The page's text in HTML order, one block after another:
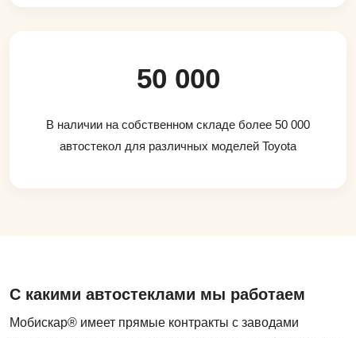
50 000
В наличии на собственном складе более 50 000
автостекол для различных моделей Toyota
С какими автостеклами мы работаем
Мобискар® имеет прямые контракты с заводами